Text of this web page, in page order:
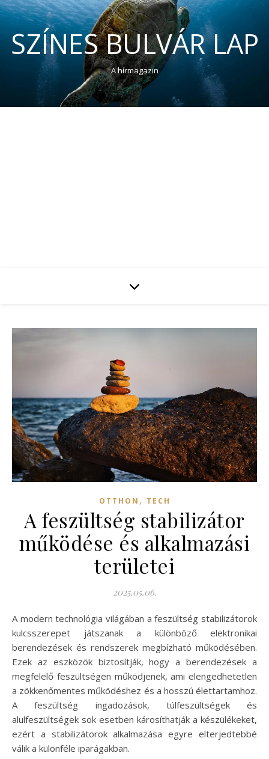
SZÍNES BULVÁR LAP
A hírmagazin
OTTHON , TECH
A feszültség stabilizátor
működése és alkalmazási
területei
2025.05.06.
A modern technológia világában a feszültség stabilizátorok
kulcsszerepet játszanak a különböző elektronikai
berendezések és rendszerek megbízható működésében.
Ezek az eszközök biztosítják, hogy a berendezések a
megfelelő feszültségen működjenek, ami elengedhetetlen
a zökkenőmentes működéshez és a hosszú élettartamhoz.
A feszültség ingadozások, túlfeszültségek és
alulfeszültségek sok esetben károsíthatják a készülékeket,
ezért a stabilizátorok alkalmazása egyre elterjedtebbé
válik a különféle iparágakban.